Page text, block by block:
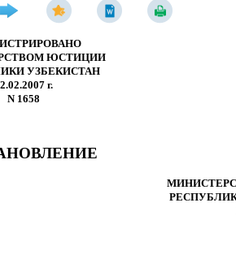
ЮСТИЦИИ
УЗБЕКИСТАН
г.
N 1658